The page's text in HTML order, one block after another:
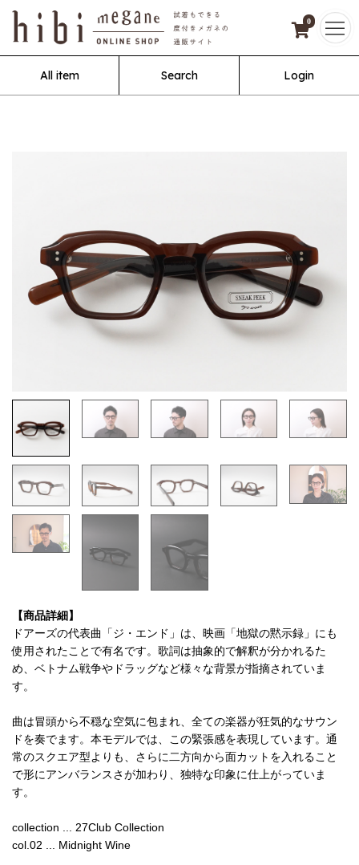
0
All item Search Login
【商品詳細】
ドアーズの代表曲「ジ・エンド」は、映画「地獄の黙示録」にも
使用されたことで有名です。歌詞は抽象的で解釈が分かれるた
め、ベトナム戦争やドラッグなど様々な背景が指摘されていま
す。
曲は冒頭から不穏な空気に包まれ、全ての楽器が狂気的なサウン
ドを奏でます。本モデルでは、この緊張感を表現しています。通
常のスクエア型よりも、さらに二方向から面カットを入れること
で形にアンバランスさが加わり、独特な印象に仕上がっていま
す。
collection ... 27Club Collection
col.02 ... Midnight Wine